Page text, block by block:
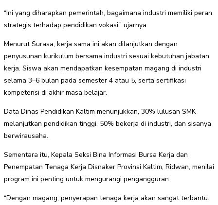
“Ini yang diharapkan pemerintah, bagaimana industri memiliki peran
strategis terhadap pendidikan vokasi,” ujarnya.
Menurut Surasa, kerja sama ini akan dilanjutkan dengan
penyusunan kurikulum bersama industri sesuai kebutuhan jabatan
kerja. Siswa akan mendapatkan kesempatan magang di industri
selama 3–6 bulan pada semester 4 atau 5, serta sertifikasi
kompetensi di akhir masa belajar.
Data Dinas Pendidikan Kaltim menunjukkan, 30% lulusan SMK
melanjutkan pendidikan tinggi, 50% bekerja di industri, dan sisanya
berwirausaha.
Sementara itu, Kepala Seksi Bina Informasi Bursa Kerja dan
Penempatan Tenaga Kerja Disnaker Provinsi Kaltim, Ridwan, menilai
program ini penting untuk mengurangi pengangguran.
“Dengan magang, penyerapan tenaga kerja akan sangat terbantu.